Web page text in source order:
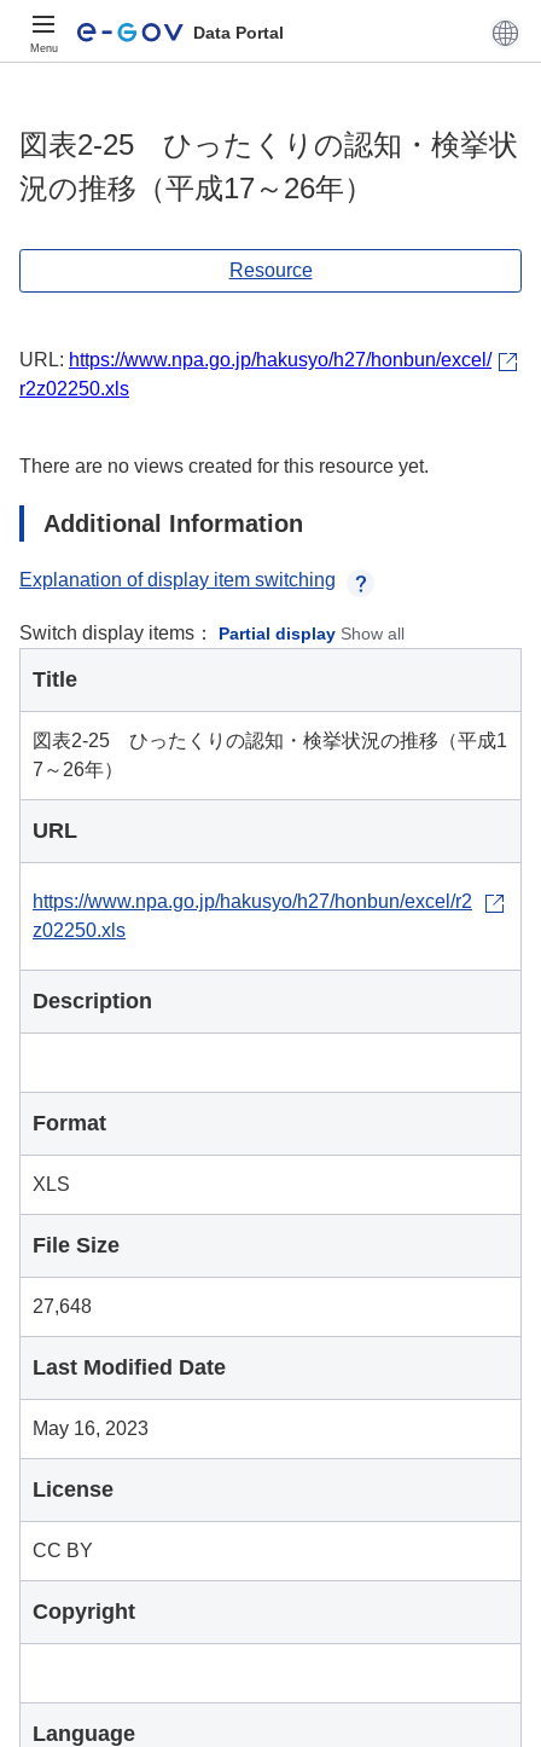
Menu
Data Portal
図表2-25 ひったくりの認知・検挙状
況の推移（平成17～26年）
Resource
URL: https://www.npa.go.jp/hakusyo/h27/honbun/excel/
r2z02250.xls
There are no views created for this resource yet.
Additional Information
Explanation of display item switching
Switch display items： Partial display Show all
Title
図表2-25 ひったくりの認知・検挙状況の推移（平成1
7～26年）
URL
https://www.npa.go.jp/hakusyo/h27/honbun/excel/r2
z02250.xls
Description
Format
XLS
File Size
27,648
Last Modified Date
May 16, 2023
License
CC BY
Copyright
Language